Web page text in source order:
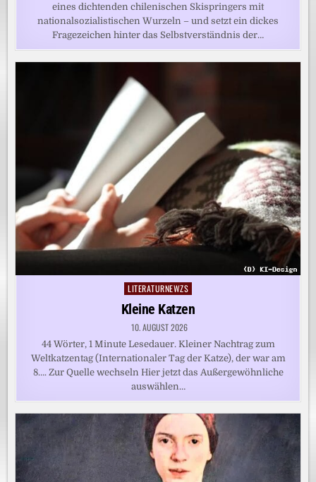
eines dichtenden chilenischen Skispringers mit
nationalsozialistischen Wurzeln – und setzt ein dickes
Fragezeichen hinter das Selbstverständnis der…
Posted
in
LITERATURNEWZS
Kleine Katzen
10. AUGUST 2026
44 Wörter, 1 Minute Lesedauer. Kleiner Nachtrag zum
Weltkatzentag (Internationaler Tag der Katze), der war am
8…. Zur Quelle wechseln Hier jetzt das Außergewöhnliche
auswählen…